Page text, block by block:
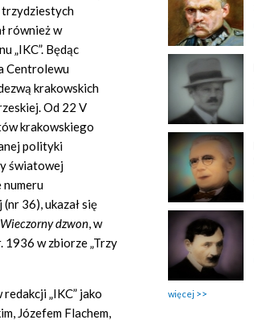
również w
„IKC”. Będąc
Centrolewu
krakowskich
Od 22 V
krakowskiego
polityki
światowej
numeru
36), ukazał się
Wieczorny dzwon,w
1936 w zbiorze „Trzy
„IKC” jako
Józefem Flachem,
więcej